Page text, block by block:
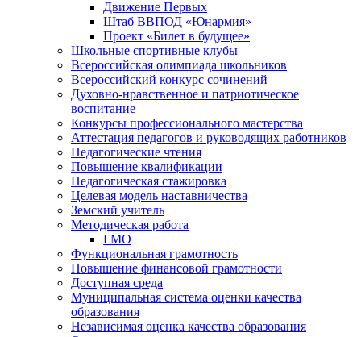
Движение Первых
Штаб ВВПОД «Юнармия»
Проект «Билет в будущее»
Школьные спортивные клубы
Всероссийская олимпиада школьников
Всероссийский конкурс сочинений
Духовно-нравственное и патриотическое
воспитание
Конкурсы профессионального мастерства
Аттестация педагогов и руководящих работников
Педагогические чтения
Повышение квалификации
Педагогическая стажировка
Целевая модель наставничества
Земский учитель
Методическая работа
ГМО
Функциональная грамотность
Повышение финансовой грамотности
Доступная среда
Муниципальная система оценки качества
образования
Независимая оценка качества образования